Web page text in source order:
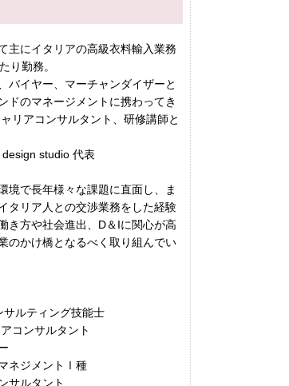
主にイタリアの高級衣料輸入業務
り勤務。
バイヤー、マーチャンダイザーと
ドのマネージメントに携わってき
リアコンサルタント、研修講師と
studio 代表
境で長年様々な課題に直面し、ま
タリア人との交渉業務をした経験
き方や社会進出、D＆Iに関心が高
のかけ橋となるべく取り組んでい
サルティング技能士
コンサルタント
ネジメントⅠ種
サルタント